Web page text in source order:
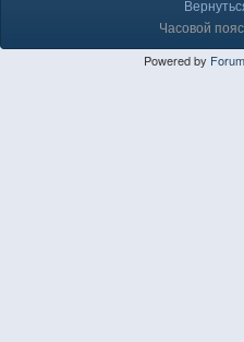
Часовой
Powered by